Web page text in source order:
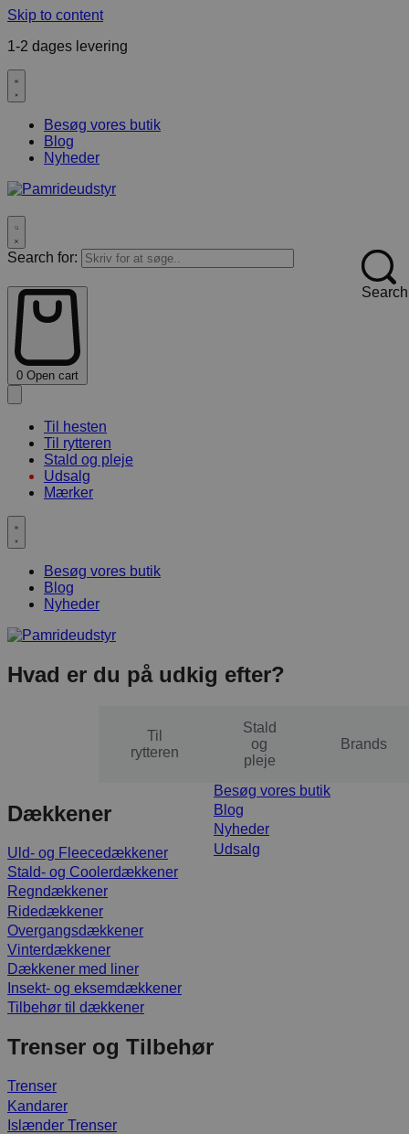
Skip to content
1-2 dages levering
Besøg vores butik
Blog
Nyheder
Search for:
Search
0 Open cart
Til hesten
Til rytteren
Stald og pleje
Udsalg
Mærker
Besøg vores butik
Blog
Nyheder
Hvad er du på udkig efter?
Til
rytteren
Stald
og
pleje
Brands
Dækkener
Uld- og Fleecedækkener
Stald- og Coolerdækkener
Regndækkener
Ridedækkener
Overgangsdækkener
Vinterdækkener
Dækkener med liner
Insekt- og eksemdækkener
Tilbehør til dækkener
Trenser og Tilbehør
Trenser
Kandarer
Islænder Trenser
Besøg vores butik
Blog
Nyheder
Udsalg